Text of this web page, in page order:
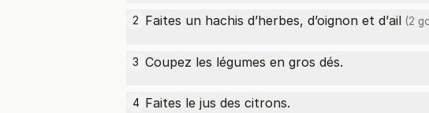
2 Faites un hachis d’herbes, d’oignon et d’ail (2
3 Coupez les légumes en gros dés.
4 Faites le jus des citrons.